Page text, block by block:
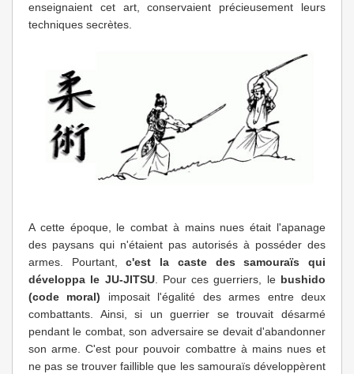
enseignaient cet art, conservaient précieusement leurs
techniques secrètes.
A cette époque, le combat à mains nues était l'apanage
des paysans qui n'étaient pas autorisés à posséder des
armes. Pourtant,c'est la caste des samouraïs qui
développa le JU-JITSU. Pour ces guerriers, le bushido
(code moral) imposait l'égalité des armes entre deux
combattants. Ainsi, si un guerrier se trouvait désarmé
pendant le combat, son adversaire se devait d'abandonner
son arme. C'est pour pouvoir combattre à mains nues et
ne pas se trouver faillible que les samouraïs développèrent